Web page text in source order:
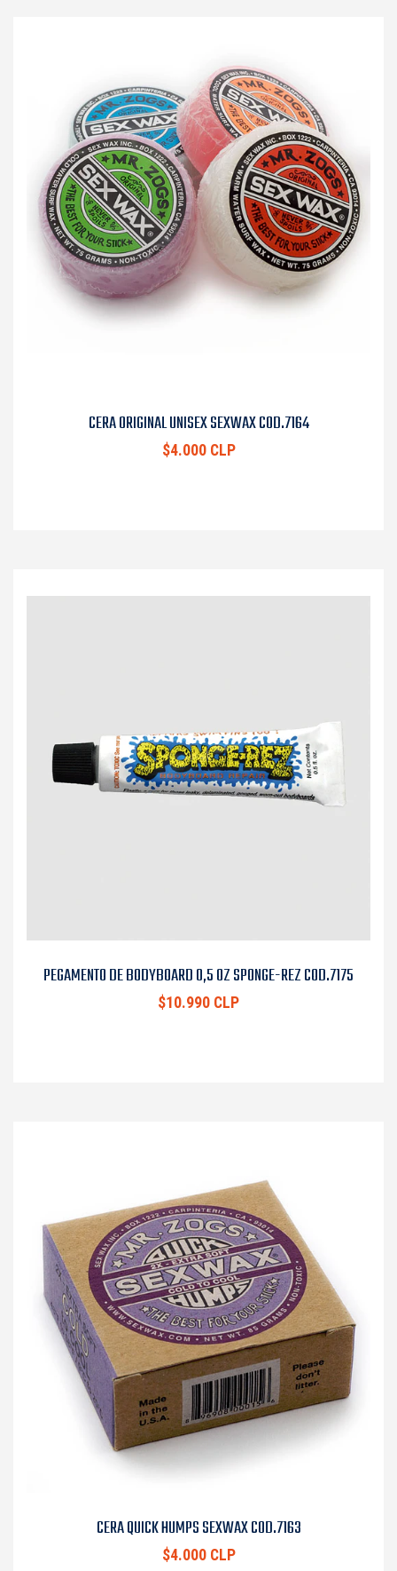
CERA ORIGINAL UNISEX SEXWAX COD.7164
$4.000 CLP
PEGAMENTO DE BODYBOARD 0,5 OZ SPONGE-REZ COD.7175
$10.990 CLP
CERA QUICK HUMPS SEXWAX COD.7163
$4.000 CLP